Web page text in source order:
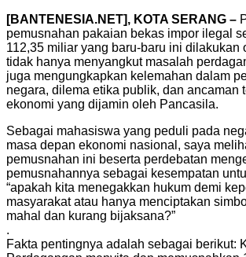
[BANTENESIA.NET], KOTA SERANG –
pemusnahan pakaian bekas impor ilegal
112,35 miliar yang baru-baru ini dilakukan
tidak hanya menyangkut masalah
juga mengungkapkan kelemahan dalam
negara, dilema etika publik, dan ancaman
ekonomi yang dijamin oleh Pancasila.
Sebagai mahasiswa yang peduli pada
masa depan ekonomi nasional, saya
pemusnahan ini beserta perdebatan
pemusnahannya sebagai kesempatan
“apakah kita menegakkan hukum demi
masyarakat atau hanya menciptakan
mahal dan kurang bijaksana?”
.
Fakta pentingnya adalah sebagai berikut: